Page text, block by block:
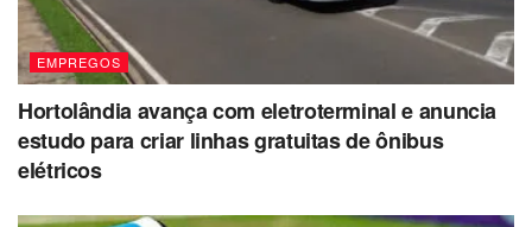
EMPREGOS
Hortolândia avança com eletroterminal e anuncia
estudo para criar linhas gratuitas de ônibus
elétricos